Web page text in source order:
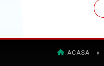
ACASA ♦